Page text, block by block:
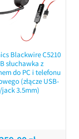
Blackwire C5210
słuchawka z
do PC i telefonu
(złącze USB-
jack 3.5mm)